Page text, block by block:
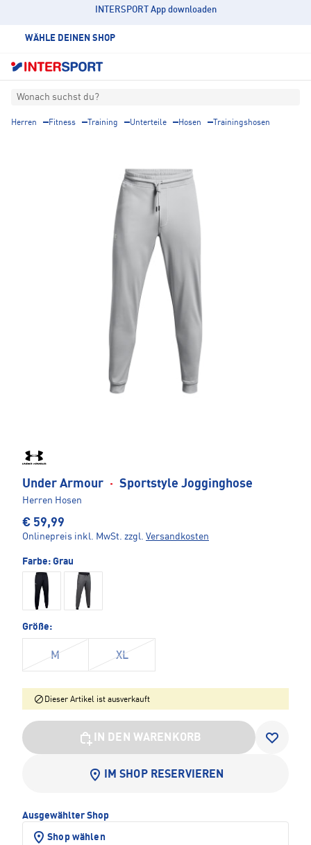
INTERSPORT App downloaden
WÄHLE DEINEN SHOP
Wonach suchst du?
Herren Fitness Training Unterteile Hosen Trainingshosen
Under Armour · Sportstyle Jogginghose
Herren Hosen
€ 59,99
Onlinepreis inkl. MwSt. zzgl. Versandkosten
Farbe: Grau
Größe:
M XL
Dieser Artikel ist ausverkauft
IN DEN WARENKORB
IM SHOP RESERVIEREN
Ausgewählter Shop
Shop wählen